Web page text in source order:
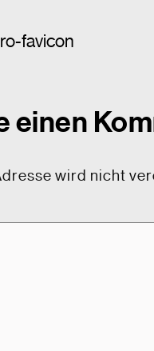
favicon
einen
wird nicht